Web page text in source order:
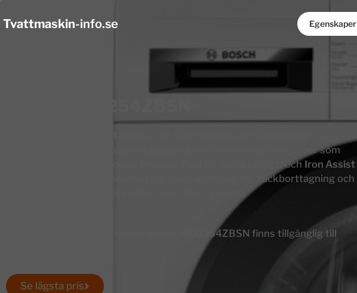
Tvattmaskin-info.se Egenskaper
med innovativa funktioner som
för extra renhet, och Iron Assist
för fläckborttagning och
Gå direkt till webbshopen där Bosch WGG254ZBSN finns tillgänglig till
Se lägsta pris